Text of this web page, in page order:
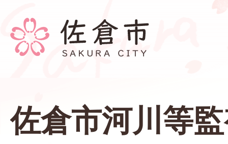
佐倉市河川等